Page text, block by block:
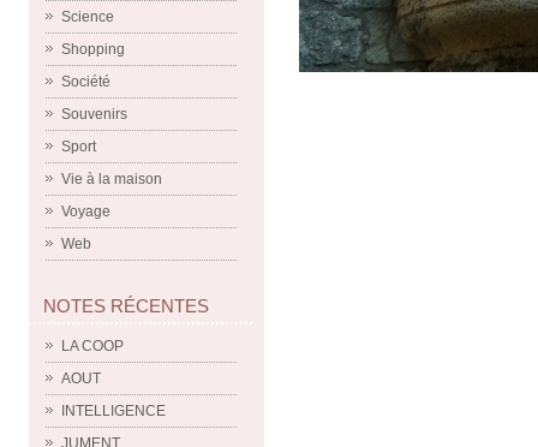
Science
Shopping
Société
Souvenirs
Sport
Vie à la maison
Voyage
Web
NOTES RÉCENTES
LA COOP
AOUT
INTELLIGENCE
JUMENT